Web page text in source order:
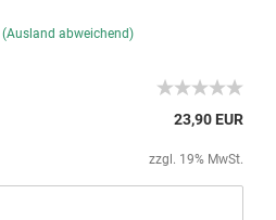
(Ausland abweichend)
23,90 EUR
zzgl. 19% MwSt.